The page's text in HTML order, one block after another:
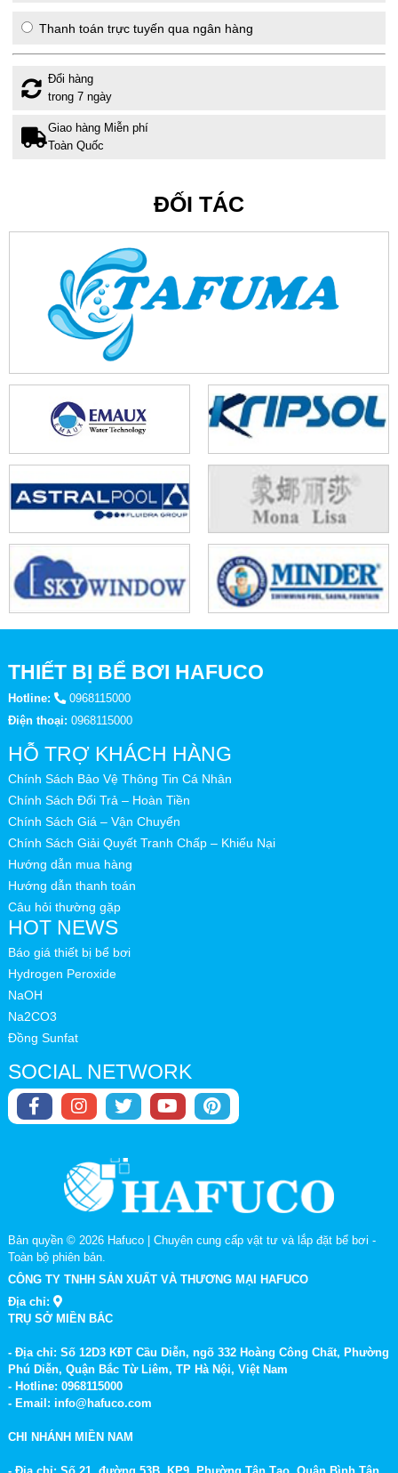
Thanh toán trực tuyến qua ngân hàng
Đổi hàng
trong 7 ngày
Giao hàng Miễn phí
Toàn Quốc
ĐỐI TÁC
THIẾT BỊ BỂ BƠI HAFUCO
Hotline:
0968115000
Điện thoại: 0968115000
HỖ TRỢ KHÁCH HÀNG
Chính Sách Bảo Vệ Thông Tin Cá Nhân
Chính Sách Đổi Trả – Hoàn Tiền
Chính Sách Giá – Vận Chuyển
Chính Sách Giải Quyết Tranh Chấp – Khiếu Nại
Hướng dẫn mua hàng
Hướng dẫn thanh toán
Câu hỏi thường gặp
HOT NEWS
Báo giá thiết bị bể bơi
Hydrogen Peroxide
NaOH
Na2CO3
Đồng Sunfat
SOCIAL NETWORK
Bản quyền © 2026 Hafuco | Chuyên cung cấp vật tư và lắp đặt bể bơi -
Toàn bộ phiên bản.
CÔNG TY TNHH SẢN XUẤT VÀ THƯƠNG MẠI HAFUCO
Địa chỉ:
TRỤ SỞ MIỀN BẮC
- Địa chỉ: Số 12D3 KĐT Cầu Diễn, ngõ 332 Hoàng Công Chất, Phường
Phú Diễn, Quận Bắc Từ Liêm, TP Hà Nội, Việt Nam
- Hotline: 0968115000
- Email: info@hafuco.com
CHI NHÁNH MIỀN NAM